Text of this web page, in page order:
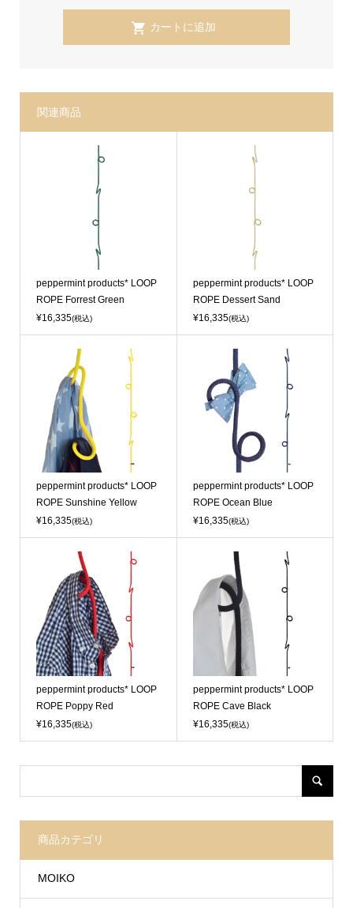
関連商品
peppermint products* LOOP
ROPE Forrest Green
¥16,335(税込)
peppermint products* LOOP
ROPE Dessert Sand
¥16,335(税込)
peppermint products* LOOP
ROPE Sunshine Yellow
¥16,335(税込)
peppermint products* LOOP
ROPE Ocean Blue
¥16,335(税込)
peppermint products* LOOP
ROPE Poppy Red
¥16,335(税込)
peppermint products* LOOP
ROPE Cave Black
¥16,335(税込)
商品カテゴリ
MOIKO